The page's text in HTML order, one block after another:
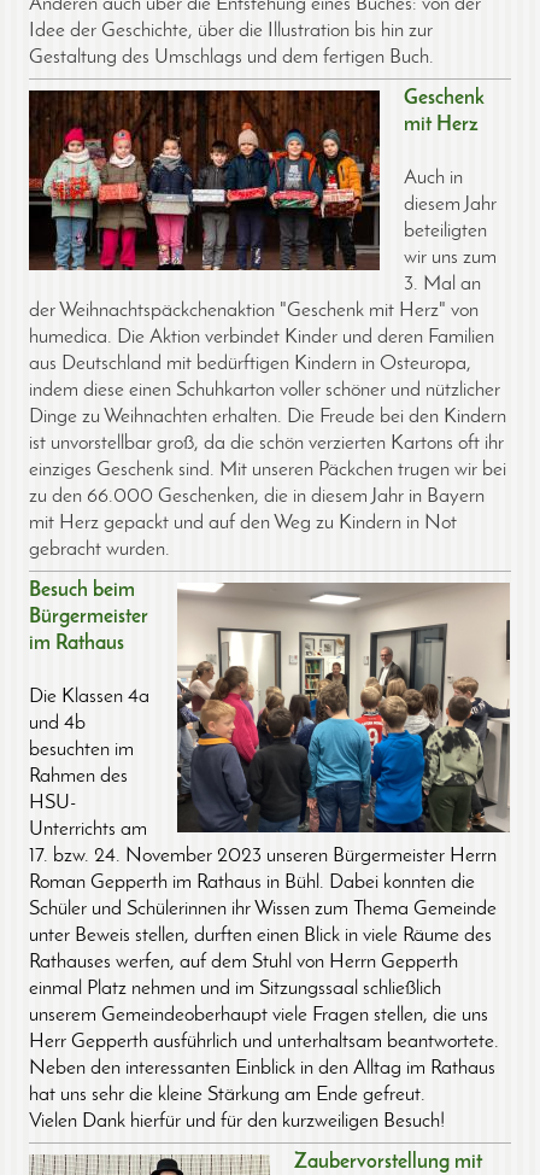
Anderen auch über die Entstehung eines Buches: von der
Idee der Geschichte, über die Illustration bis hin zur
Gestaltung des Umschlags und dem fertigen Buch.
Geschenk
mit Herz
Auch in
diesem Jahr
beteiligten
wir uns zum
3. Mal an
der Weihnachtspäckchenaktion "Geschenk mit Herz" von
humedica. Die Aktion verbindet Kinder und deren Familien
aus Deutschland mit bedürftigen Kindern in Osteuropa,
indem diese einen Schuhkarton voller schöner und nützlicher
Dinge zu Weihnachten erhalten. Die Freude bei den Kindern
ist unvorstellbar groß, da die schön verzierten Kartons oft ihr
einziges Geschenk sind. Mit unseren Päckchen trugen wir bei
zu den 66.000 Geschenken, die in diesem Jahr in Bayern
mit Herz gepackt und auf den Weg zu Kindern in Not
gebracht wurden.
Besuch beim
Bürgermeister
im Rathaus
Die Klassen 4a
und 4b
besuchten im
Rahmen des
HSU-
Unterrichts am
17. bzw. 24. November 2023 unseren Bürgermeister Herrn
Roman Gepperth im Rathaus in Bühl. Dabei konnten die
Schüler und Schülerinnen ihr Wissen zum Thema Gemeinde
unter Beweis stellen, durften einen Blick in viele Räume des
Rathauses werfen, auf dem Stuhl von Herrn Gepperth
einmal Platz nehmen und im Sitzungssaal schließlich
unserem Gemeindeoberhaupt viele Fragen stellen, die uns
Herr Gepperth ausführlich und unterhaltsam beantwortete.
Neben den interessanten Einblick in den Alltag im Rathaus
hat uns sehr die kleine Stärkung am Ende gefreut.
Vielen Dank hierfür und für den kurzweiligen Besuch!
Zaubervorstellung mit